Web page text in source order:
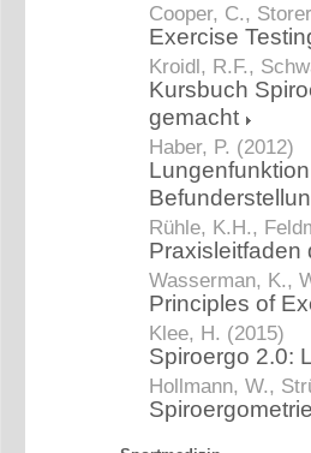
Cooper, C.,
Exercise
Kroidl, R.F.,
Kursbuch
gemacht
Haber, P. (2012)
Rühle, K.H.,
Wasserman, K.,
Principles of
Klee, H. (2015)
Spiroergo 2.0:
Hollmann, W.,